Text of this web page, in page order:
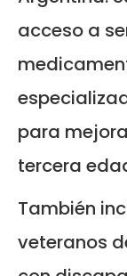
acceso a
para
tercera
También
veteranos